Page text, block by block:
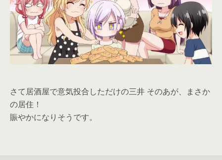
さて居酒屋で意気投合しただけの三井 そのあが、まさか
の居住！
賑やかになりそうです。